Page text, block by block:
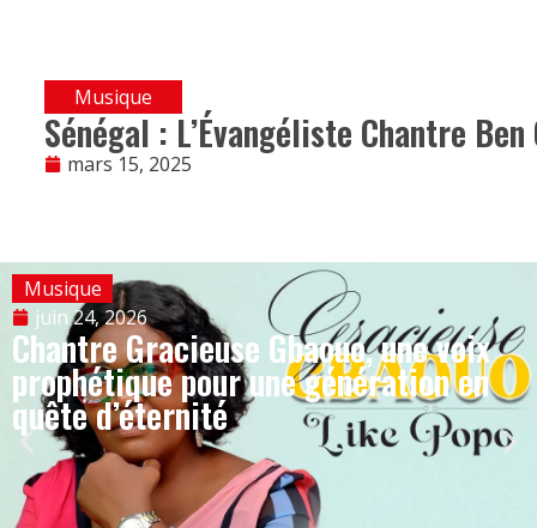
Musique
Sénégal : L’Évangéliste Chantre
mars 15, 2025
Musique
juin 24, 2026
Chantre Gracieuse Gbaouo, une voix
prophétique pour une génération en
quête d’éternité